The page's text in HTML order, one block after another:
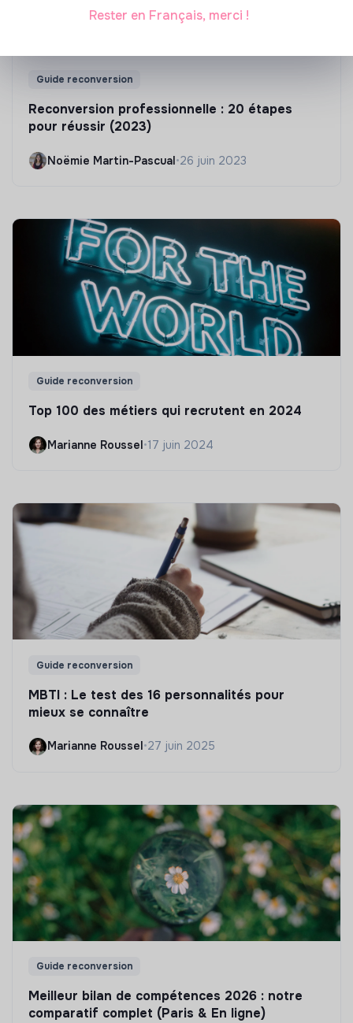
Guide reconversion
Reconversion professionnelle : 20 étapes
pour réussir (2023)
Noëmie Martin-Pascual•26 juin 2023
Guide reconversion
Top 100 des métiers qui recrutent en 2024
Marianne Roussel•17 juin 2024
Guide reconversion
MBTI : Le test des 16 personnalités pour
mieux se connaître
Marianne Roussel•27 juin 2025
Guide reconversion
Meilleur bilan de compétences 2026 : notre
comparatif complet (Paris & En ligne)
Rester en Français, merci !